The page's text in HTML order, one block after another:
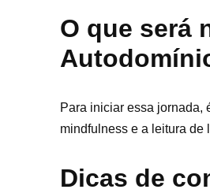
O que será
Para iniciar essa jornada,
mindfulness e a leitura de
Dicas de